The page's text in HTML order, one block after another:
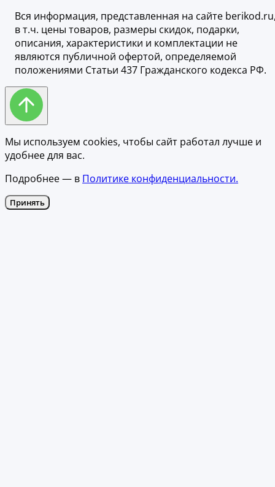
Вся информация, представленная на сайте
в т.ч. цены товаров, размеры скидок, подарки,
описания, характеристики и комплектации не
являются публичной офертой, определяемой
положениями Статьи 437 Гражданского кодекса РФ.
Мы используем cookies, чтобы сайт работал лучше и
удобнее для вас.
Подробнее — в Политике конфиденциальности.
Принять